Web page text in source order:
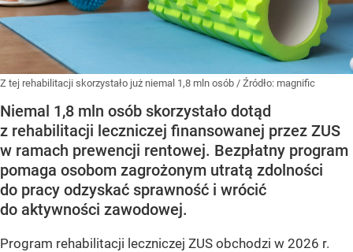
Z tej rehabilitacji skorzystało już niemal 1,8 mln osób / Źródło: magnific
Niemal 1,8 mln osób skorzystało dotąd
z rehabilitacji leczniczej finansowanej przez ZUS
w ramach prewencji rentowej. Bezpłatny program
pomaga osobom zagrożonym utratą zdolności
do pracy odzyskać sprawność i wrócić
do aktywności zawodowej.
Program rehabilitacji leczniczej ZUS obchodzi w 2026 r.